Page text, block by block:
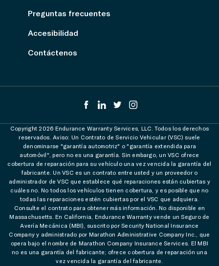
Preguntas frecuentes
Accesibilidad
Contáctenos
Copyright 2026 Endurance Warranty Services, LLC. Todos los derechos
reservados. Aviso: Un Contrato de Servicio Vehicular (VSC) suele
denominarse "garantía automotriz" o "garantía extendida para
automóvil", pero no es una garantía. Sin embargo, un VSC ofrece
cobertura de reparación para su vehículo una vez vencida la garantía del
fabricante. Un VSC es un contrato entre usted y un proveedor o
administrador de VSC que establece qué reparaciones están cubiertas y
cuáles no. No todos los vehículos tienen cobertura, y es posible que no
todas las reparaciones estén cubiertas por el VSC que adquiera.
Consulte el contrato para obtener más información. No disponible en
Massachusetts. En California, Endurance Warranty vende un Seguro de
Avería Mecánica (MBI), suscrito por Security National Insurance
Company y administrado por Marathon Administrative Company Inc., que
opera bajo el nombre de Marathon Company Insurance Services. El MBI
no es una garantía del fabricante; ofrece cobertura de reparación una
vez vencida la garantía del fabricante.